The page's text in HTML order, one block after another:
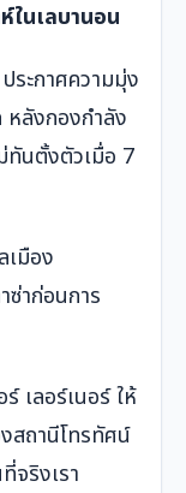
ในเลบานอน
ระกาศความมุ่ง
หลังกองกำลัง
ทันตั้งตัวเมื่อ 7
เมือง
าก่อนการ
เลอร์เนอร์ ให้
สถานีโทรทัศน์
จริงเรา